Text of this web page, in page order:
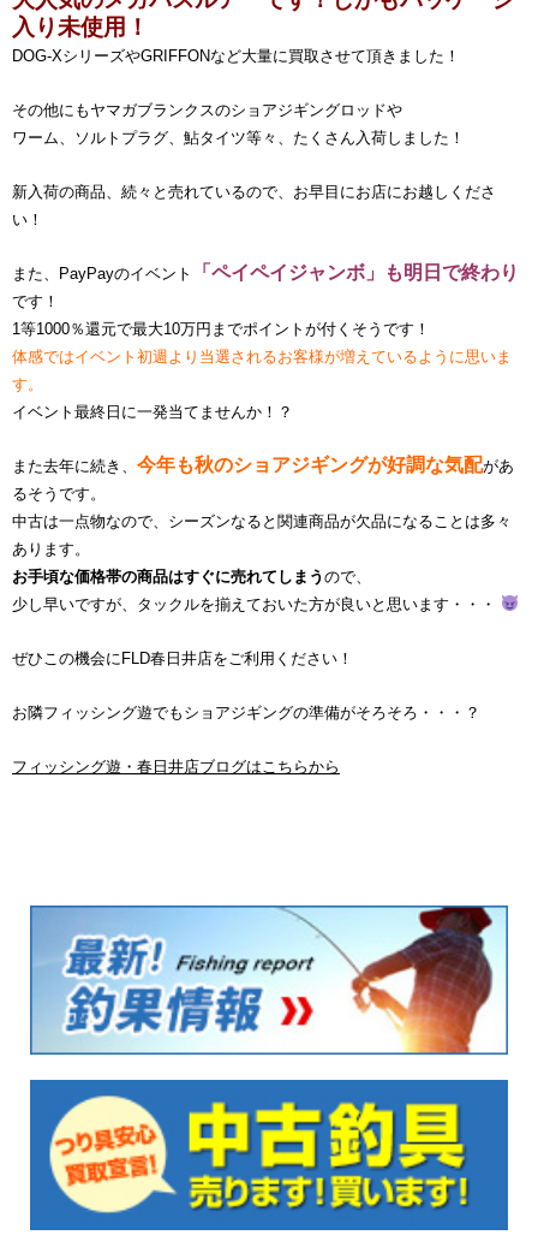
入り未使用！
DOG-XシリーズやGRIFFONなど大量に買取させて頂きました！
その他にもヤマガブランクスのショアジギングロッドや
ワーム、ソルトプラグ、鮎タイツ等々、たくさん入荷しました！
新入荷の商品、続々と売れているので、お早目にお店にお越しくださ
い！
また、PayPayのイベント 「ペイペイジャンボ」も明日で終わり
です！
1等1000％還元で最大10万円までポイントが付くそうです！
体感ではイベント初週より当選されるお客様が増えているように思いま
す。
イベント最終日に一発当てませんか！？
また去年に続き、 今年も秋のショアジギングが好調な気配があ
るそうです。
中古は一点物なので、シーズンなると関連商品が欠品になることは多々
あります。
お手頃な価格帯の商品はすぐに売れてしまう ので、
少し早いですが、タックルを揃えておいた方が良いと思います・・・
ぜひこの機会にFLD春日井店をご利用ください！
お隣フィッシング遊でもショアジギングの準備がそろそろ・・・？
フィッシング遊・春日井店ブログはこちらから